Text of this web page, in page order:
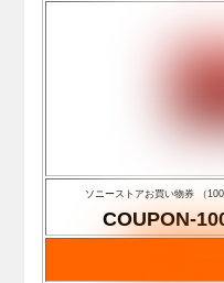
ソニーストアお買い物券 （
COUPON-